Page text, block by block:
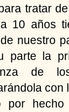
tratar
10 años
nuestro
parte la
de
con
por hecho